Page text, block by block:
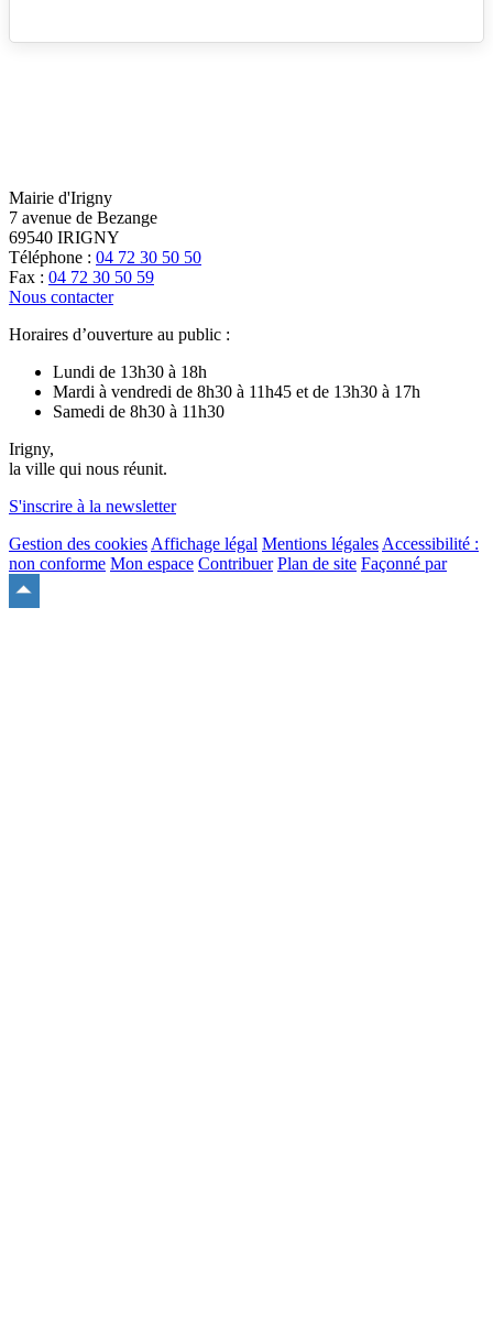
Mairie d'Irigny
7 avenue de Bezange
69540 IRIGNY
Téléphone : 04 72 30 50 50
Fax : 04 72 30 50 59
Nous contacter
Horaires d’ouverture au public :
Lundi de 13h30 à 18h
Mardi à vendredi de 8h30 à 11h45 et de 13h30 à 17h
Samedi de 8h30 à 11h30
Irigny,
la ville qui nous réunit.
S'inscrire à la newsletter
Gestion des cookies Affichage légal Mentions légales Accessibilité :
non conforme Mon espace Contribuer Plan de site Façonné par